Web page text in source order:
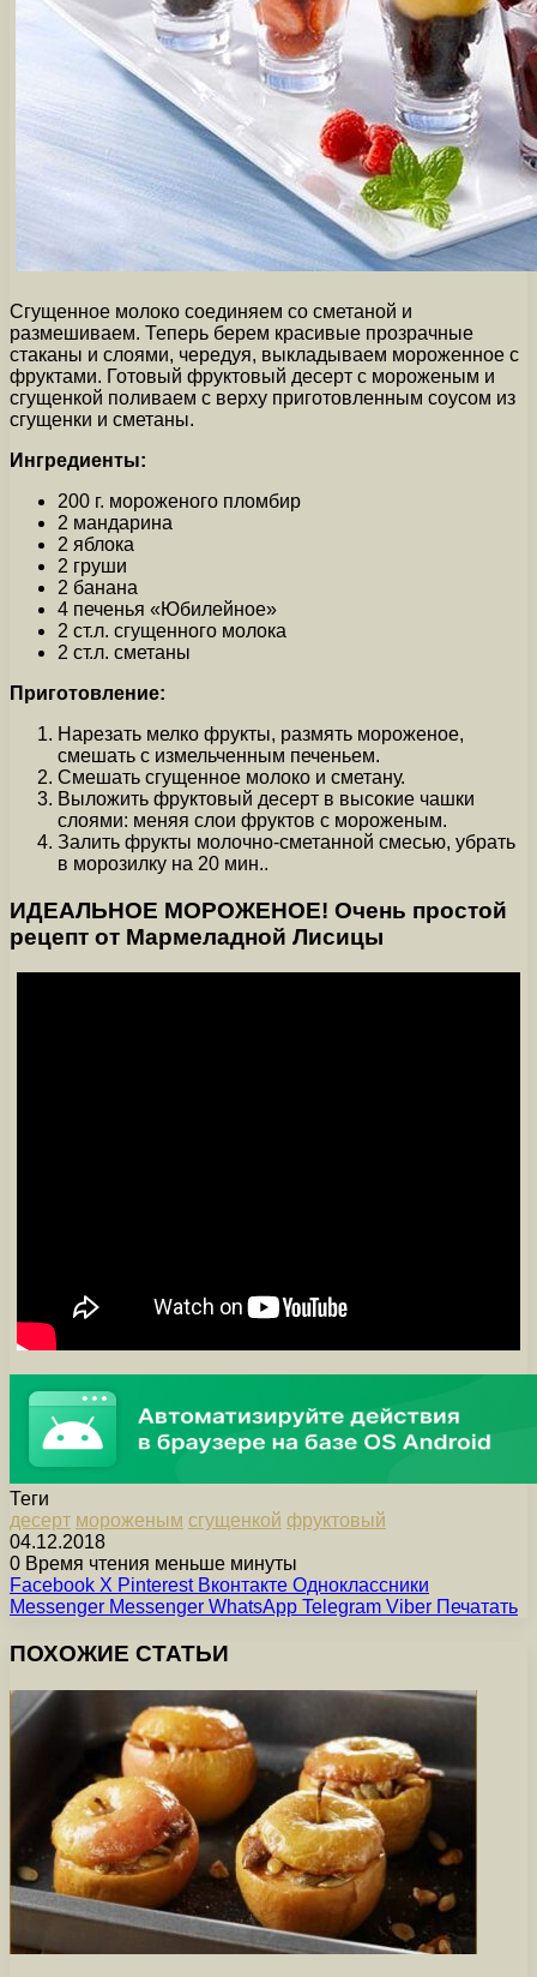
Сгущенное молоко соединяем со сметаной и
размешиваем. Теперь берем красивые прозрачные
стаканы и слоями, чередуя, выкладываем мороженное с
фруктами. Готовый фруктовый десерт с мороженым и
сгущенкой поливаем с верху приготовленным соусом из
сгущенки и сметаны.
Ингредиенты:
200 г. мороженого пломбир
2 мандарина
2 яблока
2 груши
2 банана
4 печенья «Юбилейное»
2 ст.л. сгущенного молока
2 ст.л. сметаны
Приготовление:
Нарезать мелко фрукты, размять мороженое,
смешать с измельченным печеньем.
Смешать сгущенное молоко и сметану.
Выложить фруктовый десерт в высокие чашки
слоями: меняя слои фруктов с мороженым.
Залить фрукты молочно-сметанной смесью, убрать
в морозилку на 20 мин..
ИДЕАЛЬНОЕ МОРОЖЕНОЕ! Очень простой
рецепт от Мармеладной Лисицы
Теги
десерт мороженым сгущенкой фруктовый
04.12.2018
0 Время чтения меньше минуты
Facebook X Pinterest Вконтакте Одноклассники
Messenger Messenger WhatsApp Telegram Viber Печатать
ПОХОЖИЕ СТАТЬИ